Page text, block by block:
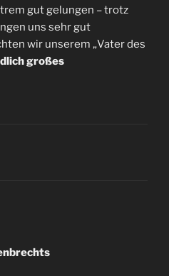
gut gelungen – trotz
uns sehr gut
wir unserem „Vater des
großes